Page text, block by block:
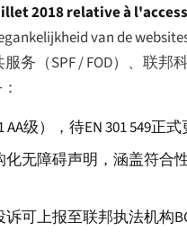
2018 relative à
van de
务（SPF/FOD）、联邦
AA级），待EN 301 549正式
无障碍声明，涵盖符
可上报至联邦执法机构